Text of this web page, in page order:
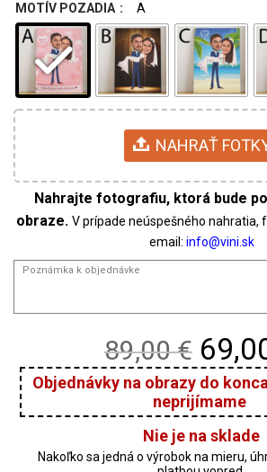
MOTÍV POZADIA A
V prípade neúspešného nahratia,
email:
NAHRAŤ
89,00 €
price
was:
Nie je na sklade